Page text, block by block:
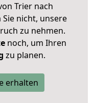
Trier nach
nicht, unsere
zu nehmen.
noch, um Ihren
zu planen.
erhalten